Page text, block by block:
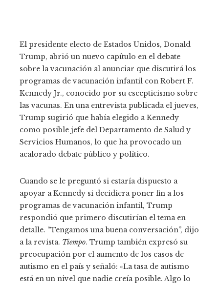
El presidente electo de Estados Unidos, Donald
Trump, abrió un nuevo capítulo en el debate
sobre la vacunación al anunciar que discutirá los
programas de vacunación infantil con Robert F.
Kennedy Jr., conocido por su escepticismo sobre
las vacunas. En una entrevista publicada el jueves,
Trump sugirió que había elegido a Kennedy
como posible jefe del Departamento de Salud y
Servicios Humanos, lo que ha provocado un
acalorado debate público y político.
Cuando se le preguntó si estaría dispuesto a
apoyar a Kennedy si decidiera poner fin a los
programas de vacunación infantil, Trump
respondió que primero discutirían el tema en
detalle. “Tengamos una buena conversación”, dijo
a la revista. Tiempo. Trump también expresó su
preocupación por el aumento de los casos de
autismo en el país y señaló: «La tasa de autismo
está en un nivel que nadie creía posible. Algo lo